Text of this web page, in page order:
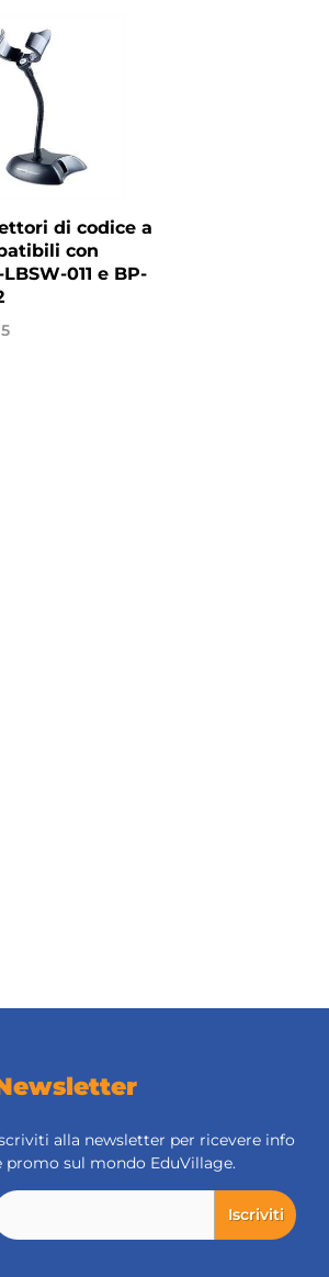
di codice a
con
011 e BP-
alla newsletter per ricevere info
promo sul mondo EduVillage.